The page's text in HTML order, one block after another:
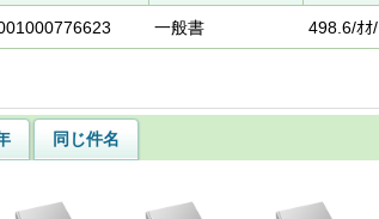
一般書 498.6/ｵｵ/
同じ件名